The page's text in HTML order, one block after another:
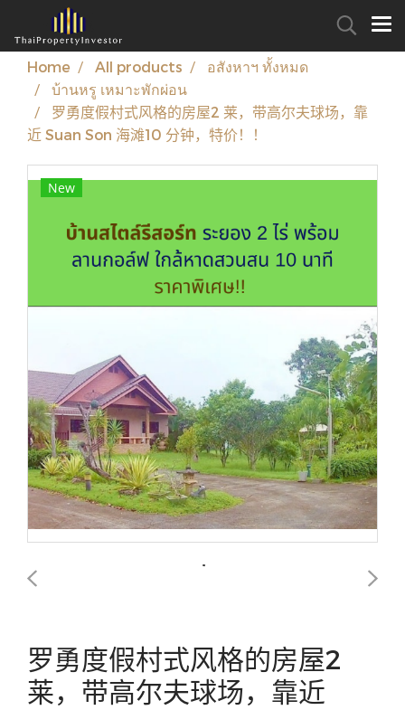
Home All products
อสังหาฯ ทั้งหมด
บ้านหรู เหมาะพักผ่อน
罗勇度假村式风格的房屋2 莱，带高尔夫球场，靠
近 Suan Son 海滩10 分钟，特价！！
New
罗勇度假村式风格的房屋2
莱，带高尔夫球场，靠近